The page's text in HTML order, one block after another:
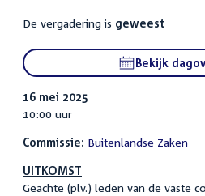
De vergadering is geweest
Bekijk
16 mei 2025
10:00 uur
Commissie: Buitenlandse Zaken
UITKOMST
Geachte (plv.) leden van de vaste